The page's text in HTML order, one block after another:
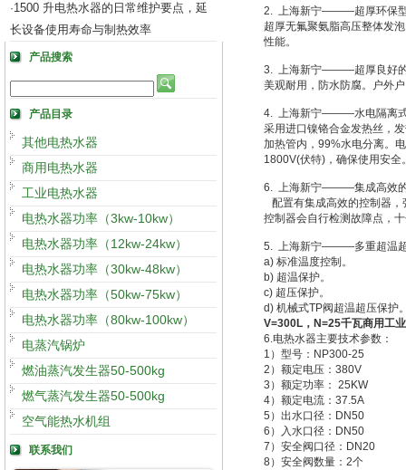
·1500 升电热水器的日常维护要点，延
长设备使用寿命与制热效率
产品搜索
产品目录
其他电热水器
商用电热水器
工业电热水器
电热水器功率（3kw-10kw）
电热水器功率（12kw-24kw）
电热水器功率（30kw-48kw）
电热水器功率（50kw-75kw）
电热水器功率（80kw-100kw）
电蒸汽锅炉
燃油蒸汽发生器50-500kg
燃气蒸汽发生器50-500kg
空气能热水机组
联系我们
2. 上海新宁———超厚环保型
超厚无氟聚氨脂高压整体发
性能。
3. 上海新宁———超厚良好
美观耐用，防水防腐。户外
4. 上海新宁———水电隔离式
采用进口镍铬合金发热丝，
加热管内，99%水电分离。
1800V(伏特)，确保使用安全
6. 上海新宁———集成高效
配置有集成高效的控制器
控制器会自行检测故障点，
5. 上海新宁———多重超温
a) 标准温度控制。
b) 超温保护。
c) 超压保护。
d) 机械式TP阀超温超压保护
V=300L，N=25千瓦商用工
6.电热水器主要技术参数：
1）型号：NP300-25
2）额定电压：380V
3）额定功率： 25KW
4）额定电流：37.5A
5）出水口径：DN50
6）入水口径：DN50
7）安全阀口径：DN20
8）安全阀数量：2个